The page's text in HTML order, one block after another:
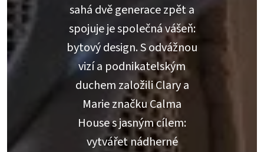
sahá dvě generace zpět a
spojuje je společná vášeň:
bytový design. S odvážnou
vizí a podnikatelským
duchem založili Clary a
Marie značku Calma
House s jasným cílem:
vytvářet nádherné